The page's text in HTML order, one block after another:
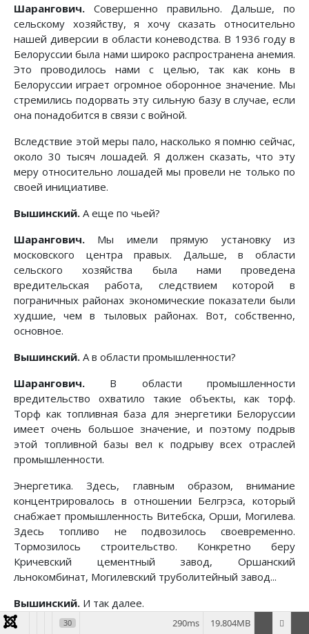
Шарангович. Совершенно правильно. Дальше, по
сельскому хозяйству, я хочу сказать относительно
нашей диверсии в области коневодства. В 1936 году в
Белоруссии была нами широко распространена анемия.
Это проводилось нами с целью, так как конь в
Белоруссии играет огромное оборонное значение. Мы
стремились подорвать эту сильную базу в случае, если
она понадобится в связи с войной.
Вследствие этой меры пало, насколько я помню сейчас,
около 30 тысяч лошадей. Я должен сказать, что эту
меру относительно лошадей мы провели не только по
своей инициативе.
Вышинский. А еще по чьей?
Шарангович. Мы имели прямую установку из
московского центра правых. Дальше, в области
сельского хозяйства была нами проведена
вредительская работа, следствием которой в
пограничных районах экономические показатели были
худшие, чем в тыловых районах. Вот, собственно,
основное.
Вышинский. А в области промышленности?
Шарангович. В области промышленности
вредительство охватило такие объекты, как торф.
Торф как топливная база для энергетики Белоруссии
имеет очень большое значение, и поэтому подрыв
этой топливной базы вел к подрыву всех отраслей
промышленности.
Энергетика. Здесь, главным образом, внимание
концентрировалось в отношении Белгрэса, который
снабжает промышленность Витебска, Орши, Могилева.
Здесь топливо не подвозилось своевременно.
Тормозилось строительство. Конкретно беру
Кричевский цементный завод, Оршанский
льнокомбинат, Могилевский труболитейный завод...
Вышинский. И так далее.
Шарангович.
Да. И целый ряд еще вредительств,
30 19.804MB
290ms